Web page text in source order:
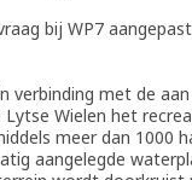
bij WP7
verbinding met de
Wielen het
meer dan 1000
aangelegde